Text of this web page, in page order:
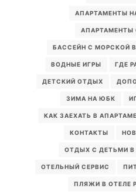
АПАРТАМЕНТЫ
АПАРТАМЕНТЫ
БАССЕЙН С МОРСКОЙ
ВОДНЫЕ ИГРЫ ГДЕ
ДЕТСКИЙ ОТДЫХ
ЗИМА НА ЮБК
КАК ЗАЕХАТЬ В
КОНТАКТЫ
ОТДЫХ С ДЕТЬМИ
ОТЕЛЬНЫЙ СЕРВИС
ПЛЯЖИ В ОТЕЛЕ